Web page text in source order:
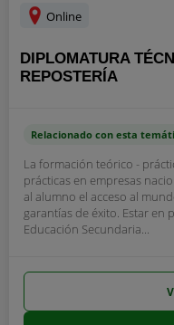
Online
DIPLOMATURA
REPOSTERÍA
Relacionado con esta
La formación teórico -
prácticas en empresas
al alumno el acceso al
garantías de éxito. Estar en
Educación Secundaria...